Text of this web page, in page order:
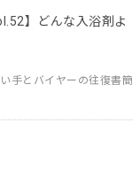
】どんな入浴剤よ
手とバイヤーの往復書簡